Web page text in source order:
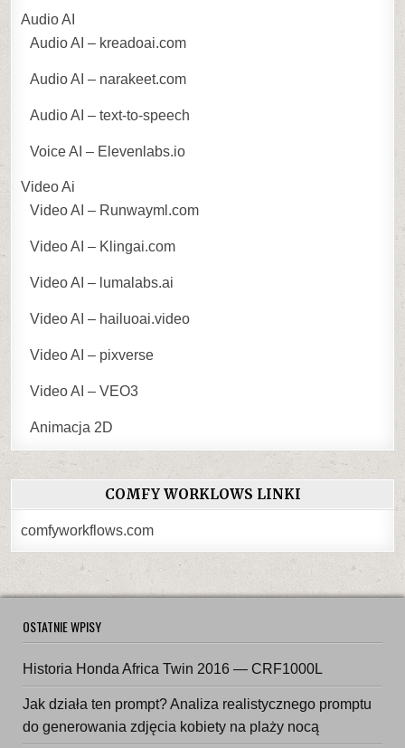
Audio AI
Audio AI – kreadoai.com
Audio AI – narakeet.com
Audio AI – text-to-speech
Voice AI – Elevenlabs.io
Video Ai
Video AI – Runwayml.com
Video AI – Klingai.com
Video AI – lumalabs.ai
Video AI – hailuoai.video
Video AI – pixverse
Video AI – VEO3
Animacja 2D
COMFY WORKLOWS LINKI
comfyworkflows.com
OSTATNIE WPISY
Historia Honda Africa Twin 2016 — CRF1000L
Jak działa ten prompt? Analiza realistycznego promptu
do generowania zdjęcia kobiety na plaży nocą